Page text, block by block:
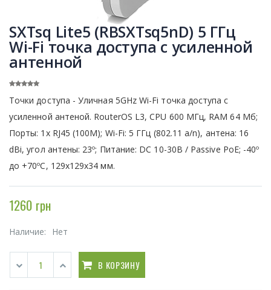
SXTsq Lite5 (RBSXTsq5nD) 5 ГГц
Wi-Fi точка доступа с усиленной
антенной
Точки доступа - Уличная 5GHz Wi-Fi точка доступа с
усиленной антеной. RouterOS L3, CPU 600 МГц, RAM 64 Мб;
Порты: 1x RJ45 (100M); Wi-Fi: 5 ГГц (802.11 a/n), антена: 16
dBi, угол антены: 23º; Питание: DC 10-30В / Passive PoE; -40º
до +70ºC, 129х129х34 мм.
1260 грн
Наличие: Нет
В КОРЗИНУ